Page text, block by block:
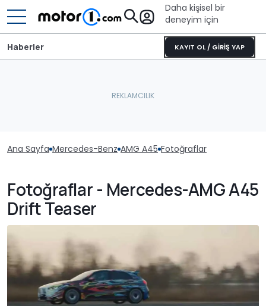
Daha kişisel bir
deneyim için
KAYIT OL / GİRİŞ YAP
Haberler
Ana Sayfa Mercedes-Benz AMG A45 Fotoğraflar
Fotoğraflar - Mercedes-AMG A45
Drift Teaser